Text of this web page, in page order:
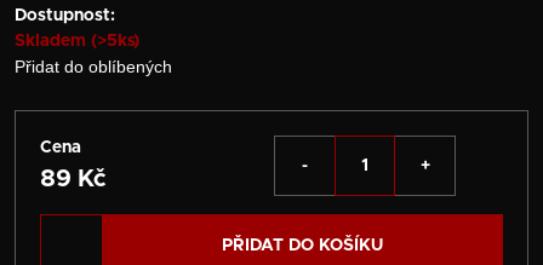
Dostupnost:
Skladem (>5ks)
Přidat do oblíbených
Cena
89 Kč
- +
PŘIDAT DO KOŠÍKU